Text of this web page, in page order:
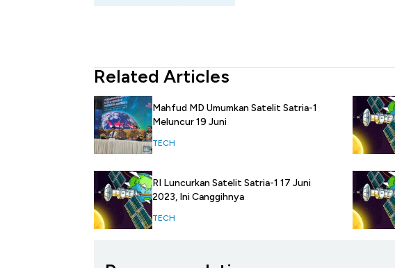
Related Articles
Mahfud MD Umumkan Satelit Satria-1
Meluncur 19 Juni
TECH
RI Luncurkan Satelit Satria-1 17 Juni
2023, Ini Canggihnya
TECH